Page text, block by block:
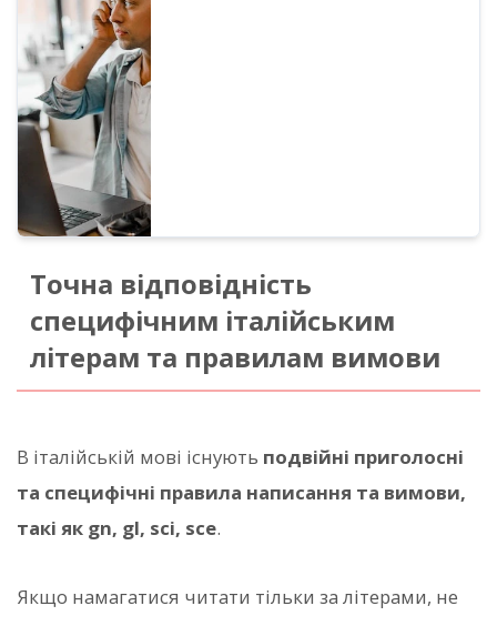
Точна відповідність
специфічним італійським
літерам та правилам вимови
В італійській мові існують подвійні приголосні
та специфічні правила написання та вимови,
такі як gn, gl, sci, sce.
Якщо намагатися читати тільки за літерами, не